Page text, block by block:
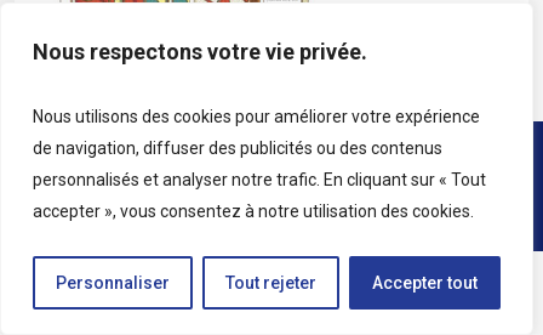
Nous respectons votre vie privée.
Nous utilisons des cookies pour améliorer votre expérience
de navigation, diffuser des publicités ou des contenus
personnalisés et analyser notre trafic. En cliquant sur « Tout
accepter », vous consentez à notre utilisation des cookies.
Personnaliser Tout rejeter Accepter tout
Copyright © 2026 • Tous droits réservés • Katag